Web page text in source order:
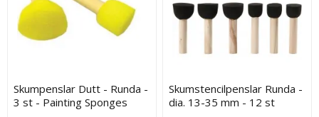
Skumpenslar Dutt - Runda -
3 st - Painting Sponges
Skumstencilpenslar Runda -
dia. 13-35 mm - 12 st